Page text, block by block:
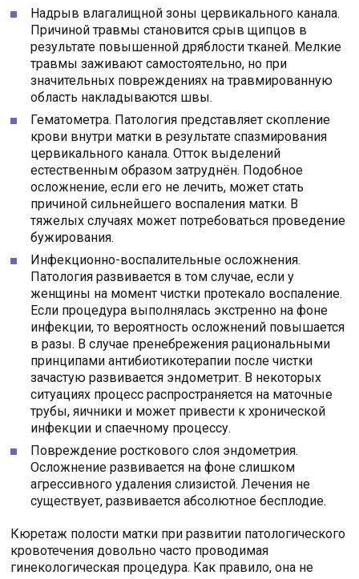
Надрыв влагалищной зоны цервикального канала.
Причиной травмы становится срыв щипцов в
результате повышенной дряблости тканей. Мелкие
травмы заживают самостоятельно, но при
значительных повреждениях на травмированную
область накладываются швы.
Гематометра. Патология представляет скопление
крови внутри матки в результате спазмирования
цервикального канала. Отток выделений
естественным образом затруднён. Подобное
осложнение, если его не лечить, может стать
причиной сильнейшего воспаления матки. В
тяжелых случаях может потребоваться проведение
бужирования.
Инфекционно-воспалительные осложнения.
Патология развивается в том случае, если у
женщины на момент чистки протекало воспаление.
Если процедура выполнялась экстренно на фоне
инфекции, то вероятность осложнений повышается
в разы. В случае пренебрежения рациональными
принципами антибиотикотерапии после чистки
зачастую развивается эндометрит. В некоторых
ситуациях процесс распространяется на маточные
трубы, яичники и может привести к хронической
инфекции и спаечному процессу.
Повреждение росткового слоя эндометрия.
Осложнение развивается на фоне слишком
агрессивного удаления слизистой. Лечения не
существует, развивается абсолютное бесплодие.
Кюретаж полости матки при развитии патологического
кровотечения довольно часто проводимая
гинекологическая процедура. Как правило, она не